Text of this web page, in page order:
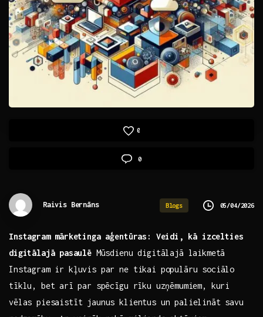
0
0
Raivis Bernāns Blogs 05/04/2026
Instagram ⁤mārketinga aģentūras: Veidi,⁤ kā izcelties⁤
digitālajā ⁢pasaulēMūsdienu digitālajā laikmetā
Instagram ‍ir kļuvis par ne tikai‌ populāru sociālo
tīklu, bet arī⁤ par spēcīgu rīku uzņēmumiem, kuri
vēlas ​piesaistīt jaunus klientus un palielināt⁢ savu